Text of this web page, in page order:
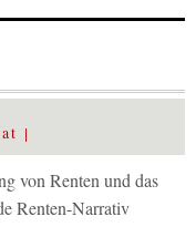
von Renten und das
Renten-Narrativ